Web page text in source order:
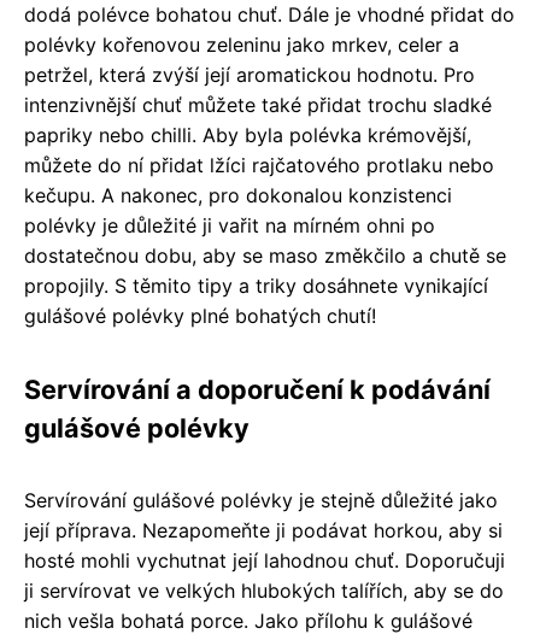
dodá polévce bohatou chuť. Dále je vhodné přidat do
polévky kořenovou zeleninu jako mrkev, celer a
petržel, která zvýší její aromatickou hodnotu. Pro
intenzivnější chuť můžete také přidat trochu sladké
papriky nebo chilli. Aby byla polévka krémovější,
můžete do ní přidat lžíci rajčatového protlaku nebo
kečupu. A nakonec, pro dokonalou konzistenci
polévky je důležité ji vařit na mírném ohni po
dostatečnou dobu, aby se maso změkčilo a chutě se
propojily. S těmito tipy a triky dosáhnete vynikající
gulášové polévky plné bohatých chutí!
Servírování a doporučení k podávání
gulášové polévky
Servírování gulášové polévky je stejně důležité jako
její příprava. Nezapomeňte ji podávat horkou, aby si
hosté mohli vychutnat její lahodnou chuť. Doporučuji
ji servírovat ve velkých hlubokých talířích, aby se do
nich vešla bohatá porce. Jako přílohu k gulášové